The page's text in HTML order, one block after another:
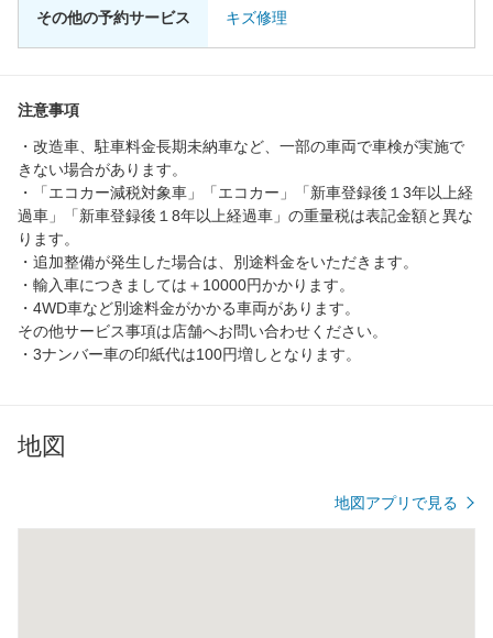
その他の予約サービス キズ修理
注意事項
・改造車、駐車料金長期未納車など、一部の車両で車検が実施で
きない場合があります。
・「エコカー減税対象車」「エコカー」「新車登録後１3年以上経
過車」「新車登録後１8年以上経過車」の重量税は表記金額と異な
ります。
・追加整備が発生した場合は、別途料金をいただきます。
・輸入車につきましては＋10000円かかります。
・4WD車など別途料金がかかる車両があります。
その他サービス事項は店舗へお問い合わせください。
・3ナンバー車の印紙代は100円増しとなります。
地図
地図アプリで見る